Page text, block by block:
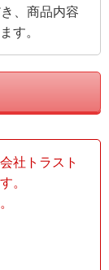
、商品内容
す。
社トラスト
。